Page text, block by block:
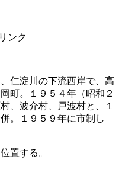
ンク
仁淀川の下流西岸で、高
町。１９５４年（昭和２
、波介村、戸波村と、１
。１９５９年に市制し
位置する。